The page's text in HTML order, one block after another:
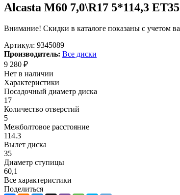
Alcasta M60 7,0\R17 5*114,3
Внимание! Скидки в каталоге показаны с учетом
Артикул: 9345089
Производитель: Все диски
9 280 ₽
Нет в наличии
Характеристики
Посадочный диаметр диска
17
Количество отверстий
5
Межболтовое расстояние
114.3
Вылет диска
35
Диаметр ступицы
60,1
Все характеристики
Поделиться